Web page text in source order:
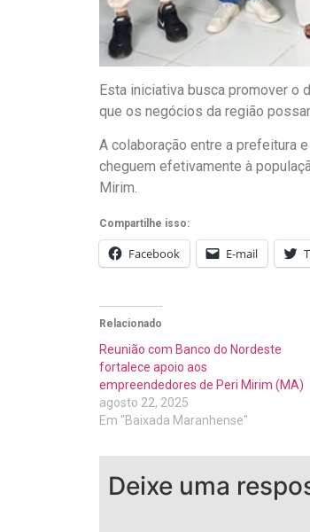
Esta iniciativa busca promover o
que os negócios da região
A colaboração entre a prefeitura
cheguem efetivamente à
Mirim.
Compartilhe isso:
Facebook E-mail
Relacionado
Reunião com Banco do Nordeste
fortalece apoio aos
empreendedores de Peri Mirim (MA)
agosto 22, 2025
Em "Baixada Maranhense"
Deixe uma